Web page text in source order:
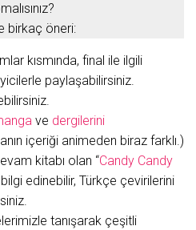
birkaç öneri:
kısmında, final ile ilgili
paylaşabilirsiniz.
ve dergilerini
içeriği animeden biraz farklı.)
kitabı olan “Candy Candy
bilgi edinebilir, Türkçe çevirilerini
tanışarak çeşitli